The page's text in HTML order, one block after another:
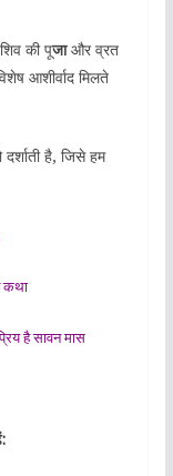
की पूजाऔर व्रत
आशीर्वाद मिलते
है, जिसे हम
कथा
है सावन मास